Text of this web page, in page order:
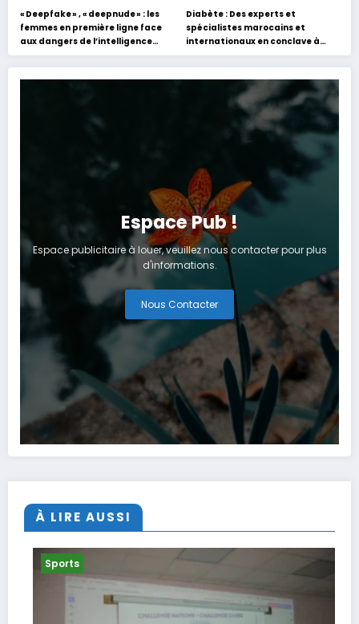
« Deepfake » , « deepnude » : les
femmes en première ligne face
aux dangers de l’intelligence
artificielle
Diabète : Des experts et
spécialistes marocains et
internationaux en conclave à
Tanger
Espace Pub !
Espace publicitaire à louer, veuillez nous contacter pour plus
d'informations.
Nous Contacter
À LIRE AUSSI